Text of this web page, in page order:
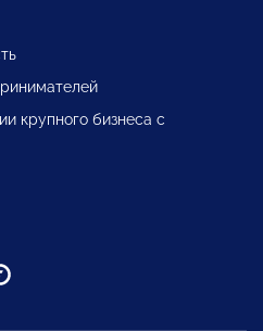
крупного бизнеса с